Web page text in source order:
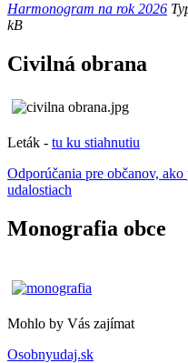
Harmonogram na rok 2026
kB
Civilná obrana
Leták - tu ku stiahnutiu
Odporúčania pre občanov,
udalostiach
Monografia obce
Mohlo by Vás zajímat
Osobnyudaj.sk